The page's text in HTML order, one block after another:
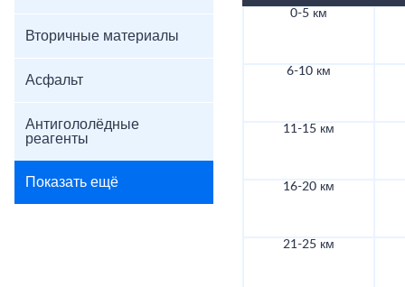
Вторичные материалы
Асфальт
Антигололёдные
реагенты
Показать ещё
0-5 км
6-10 км
11-15 км
16-20 км
21-25 км